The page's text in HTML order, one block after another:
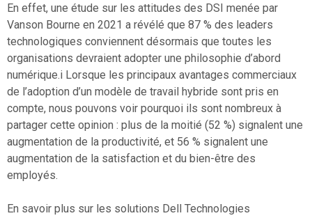
En effet, une étude sur les attitudes des DSI menée par
Vanson Bourne en 2021 a révélé que 87 % des leaders
technologiques conviennent désormais que toutes les
organisations devraient adopter une philosophie d’abord
numérique.i Lorsque les principaux avantages commerciaux
de l’adoption d’un modèle de travail hybride sont pris en
compte, nous pouvons voir pourquoi ils sont nombreux à
partager cette opinion : plus de la moitié (52 %) ​​signalent une
augmentation de la productivité, et 56 % signalent une
augmentation de la satisfaction et du bien-être des
employés.
En savoir plus sur les solutions Dell Technologies